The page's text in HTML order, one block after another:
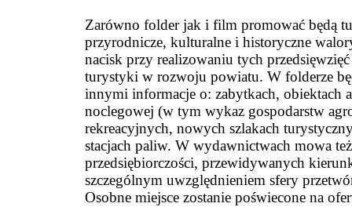
Zarówno folder jak i film promować będą
przyrodnicze, kulturalne i historyczne
nacisk przy realizowaniu tych
turystyki w rozwoju powiatu. W folderze
innymi informacje o: zabytkach, obiektach
noclegowej (w tym wykaz gospodarstw
rekreacyjnych, nowych szlakach
stacjach paliw. W wydawnictwach mowa
przedsiębiorczości, przewidywanych
szczególnym uwzględnieniem sfery
Osobne miejsce zostanie poświecone na